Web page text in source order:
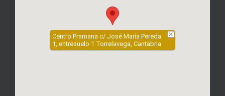
Centro Pramana c/ José María Pereda
1, entresuelo 1 Torrelavega, Cantabria